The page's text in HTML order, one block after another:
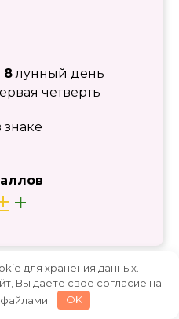
8 лунный день
четверть
знаке
+
для хранения данных.
Вы даете свое согласие на
OK